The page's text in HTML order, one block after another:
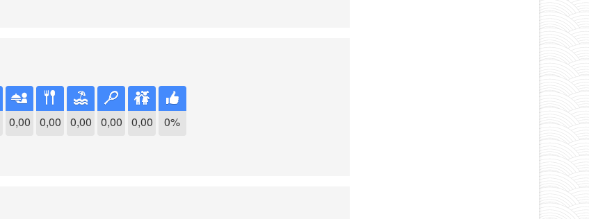
0,00 0,00 0,00 0,00 0,00 0%